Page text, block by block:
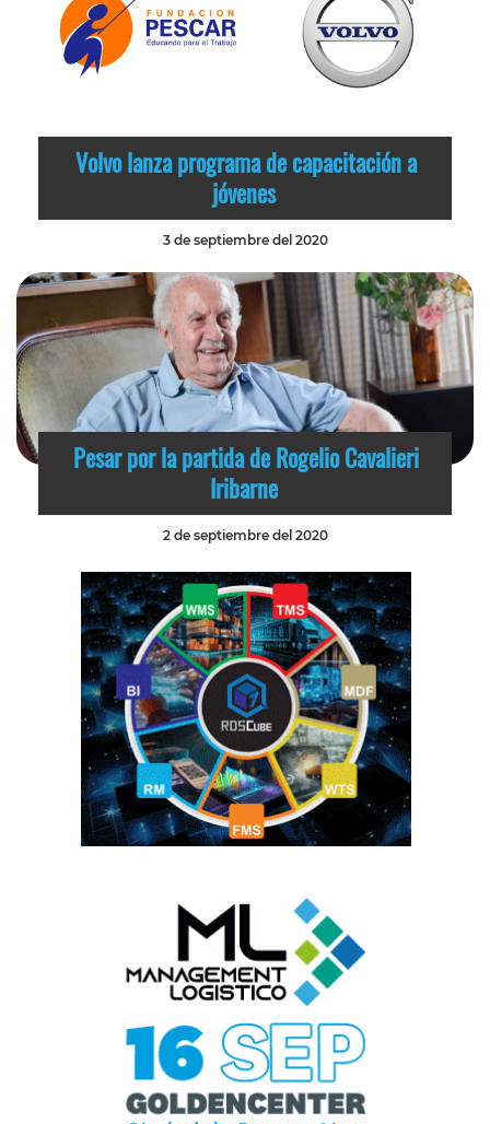
Volvo lanza programa de capacitación a
jóvenes
3 de septiembre del 2020
Pesar por la partida de Rogelio Cavalieri
Iribarne
2 de septiembre del 2020